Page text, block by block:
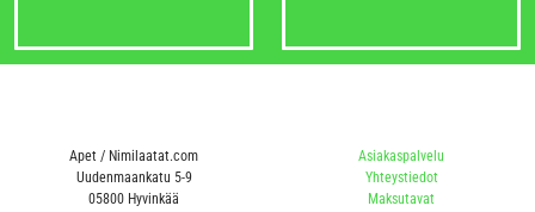
Apet / Nimilaatat.com
Uudenmaankatu 5-9
05800 Hyvinkää
Asiakaspalvelu
Yhteystiedot
Maksutavat